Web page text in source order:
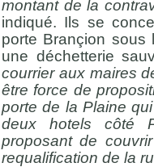
montant de la
indiqué. Ils se
porte Brançion sous
une déchetterie
courrier aux maires
être force de
porte de la Plaine
deux hotels côté
proposant de
requalification de la